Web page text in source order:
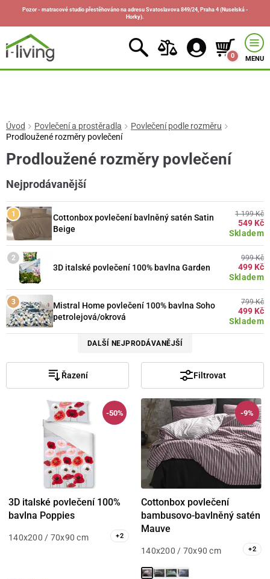
Pozor - matracové studio přestěhováno na adresu Svatoslavova 849/24, Praha 4 (Nuselská -
Horky).
0 MENU
Úvod Povlečení a prostěradla
Povlečení podle rozměru
Prodloužené rozměry povlečení
Prodloužené rozměry povlečení
Nejprodávanější
Cottonbox povlečení bavlněný satén Satin
Beige
Skladem
1 199 Kč
549 Kč
3D italské povlečení 100% bavlna Garden
Skladem
999 Kč
499 Kč
Mistral Home povlečení 100% bavlna Soho
petrolejová/okrová
Skladem
799 Kč
499 Kč
DALŠÍ NEJPRODÁVANĚJŠÍ
Řazení Filtrovat
-50%
3D italské povlečení 100%
bavlna Poppies
140x200 / 70x90 cm +2
-9%
Cottonbox povlečení
bambusovo-bavlněný satén
Mauve
140x200 / 70x90 cm +2